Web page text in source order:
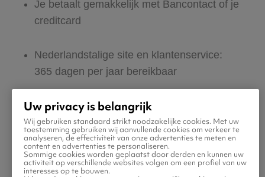
Je betaalt gemakkelijk met Bancontact of je
creditcard
Nederlandstalige site en klantenservice:
365 dagen per jaar bereikbaar
Zeker van veilig boeken en betalen
Boek ook direct een hotel of huurauto voor
in Cartagena
Uw privacy is belangrijk
Wij gebruiken standaard strikt noodzakelijke cookies. Met uw
toestemming gebruiken wij aanvullende cookies om verkeer te
analyseren, de effectiviteit van onze advertenties te meten en
content en advertenties te personaliseren.
Sommige cookies worden geplaatst door derden en kunnen uw
activiteit op verschillende websites volgen om een profiel van uw
interesses op te bouwen.